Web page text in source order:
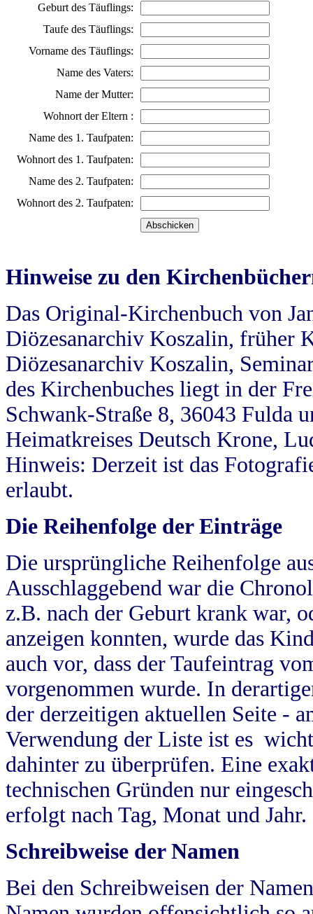
Geburt des Täuflings:
Taufe des Täuflings:
Vorname des Täuflings:
Name des Vaters:
Name der Mutter:
Wohnort der Eltern :
Name des 1. Taufpaten:
Wohnort des 1. Taufpaten:
Name des 2. Taufpaten:
Wohnort des 2. Taufpaten:
Hinweise zu den
Das Original-Kirchenbuch von
Diözesanarchiv Koszalin, früher
Diözesanarchiv Koszalin,
des Kirchenbuches liegt in der
Schwank-Straße 8, 36043 Fulda
Heimatkreises Deutsch Krone,
Hinweis: Derzeit ist das
erlaubt.
Die Reihenfolge der Einträge
Die ursprüngliche Reihenfolge
Ausschlaggebend war die
z.B. nach der Geburt krank war,
anzeigen konnten, wurde das
auch vor, dass der Taufeintrag
vorgenommen wurde. In
der derzeitigen aktuellen Seite -
Verwendung der Liste ist es
dahinter zu überprüfen. Eine
technischen Gründen nur
erfolgt nach Tag, Monat und Jahr.
Schreibweise der Namen
Bei den Schreibweisen der